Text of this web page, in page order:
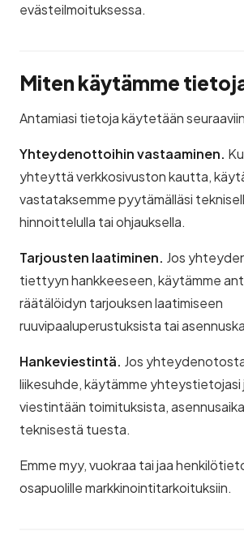
evästeilmoituksessa.
Miten käytämme
Antamiasi tietoja käytetään
Yhteydenottoihin vastaaminen.
yhteyttä verkkosivuston kautta,
vastataksemme pyytämälläsi
hinnoittelulla tai ohjauksella.
Tarjousten laatiminen. Jos
tiettyyn hankkeeseen, käytämme
räätälöidyn tarjouksen laatimiseen
ruuvipaaluperustuksista tai
Hankeviestintä. Jos
liikesuhde, käytämme yhteystietojasi
viestintään toimituksista,
teknisestä tuesta.
Emme myy, vuokraa tai jaa
osapuolille markkinointitarkoituksiin.